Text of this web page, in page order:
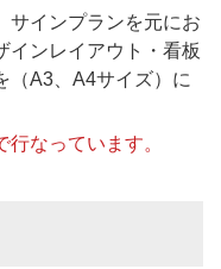
サインプランを元にお
インレイアウト・看板
（A3、A4サイズ）に
なっています。